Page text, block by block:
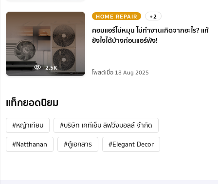
2.5K
HOME REPAIR +2
คอมแอร์ไม่หมุน ไม่ทํางานเกิดจากอะไร? แก้
ยังไงได้บ้างก่อนแอร์พัง!
โพสต์เมื่อ 18 Aug 2025
แท็กยอดนิยม
#หญ้าเทียม
#บริษัท เคทีเอ็ม ลิฟวิ่งมอลล์ จำกัด
#Natthanan
#ตู้เอกสาร #Elegant Decor